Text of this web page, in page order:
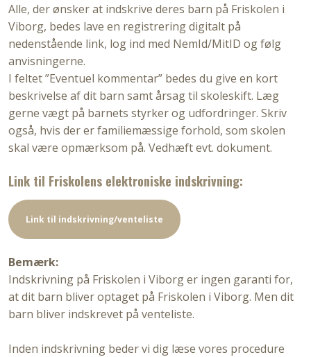
Alle, der ønsker at indskrive deres barn på Friskolen i
Viborg, bedes lave en registrering digitalt på
nedenstående link, log ind med NemId/MitID og følg
anvisningerne.
​I feltet ”Eventuel kommentar” bedes du give en kort
beskrivelse af dit barn samt årsag til skoleskift. Læg
gerne vægt på barnets styrker og udfordringer. Skriv
også, hvis der er familiemæssige forhold, som skolen
skal være opmærksom på. Vedhæft evt. dokument.​
Link til Friskolens elektroniske indskrivning:​
Link til indskrivning/venteliste
Bemærk:
Indskrivning på Friskolen i Viborg er ingen garanti for,
at dit barn bliver optaget på Friskolen i Viborg. Men dit
barn bliver indskrevet på venteliste.
Inden indskrivning beder vi dig læse vores procedure